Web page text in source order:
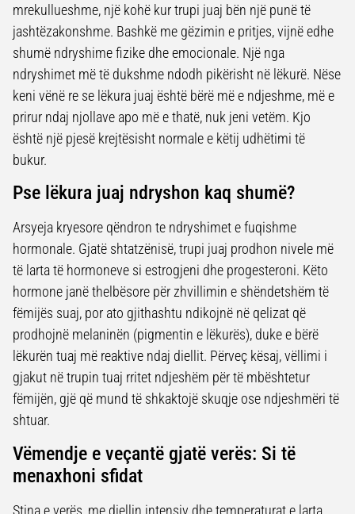
mrekullueshme, një kohë kur trupi juaj bën një punë të
jashtëzakonshme. Bashkë me gëzimin e pritjes, vijnë edhe
shumë ndryshime fizike dhe emocionale. Një nga
ndryshimet më të dukshme ndodh pikërisht në lëkurë. Nëse
keni vënë re se lëkura juaj është bërë më e ndjeshme, më e
prirur ndaj njollave apo më e thatë, nuk jeni vetëm. Kjo
është një pjesë krejtësisht normale e këtij udhëtimi të
bukur.
Pse lëkura juaj ndryshon kaq shumë?
Arsyeja kryesore qëndron te ndryshimet e fuqishme
hormonale. Gjatë shtatzënisë, trupi juaj prodhon nivele më
të larta të hormoneve si estrogjeni dhe progesteroni. Këto
hormone janë thelbësore për zhvillimin e shëndetshëm të
fëmijës suaj, por ato gjithashtu ndikojnë në qelizat që
prodhojnë melaninën (pigmentin e lëkurës), duke e bërë
lëkurën tuaj më reaktive ndaj diellit. Përveç kësaj, vëllimi i
gjakut në trupin tuaj rritet ndjeshëm për të mbështetur
fëmijën, gjë që mund të shkaktojë skuqje ose ndjeshmëri të
shtuar.
Vëmendje e veçantë gjatë verës: Si të
menaxhoni sfidat
Stina e verës, me diellin intensiv dhe temperaturat e larta,